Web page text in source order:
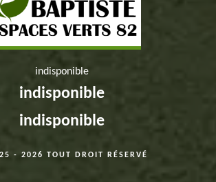
indisponible
indisponible
indisponible
- 2026 TOUT DROIT RÉSERVÉ